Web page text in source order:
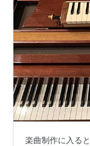
楽曲制作に入る